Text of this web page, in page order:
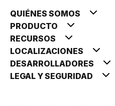
QUIÉNES SOMOS
PRODUCTO
RECURSOS
LOCALIZACIONES
DESARROLLADORES
LEGAL Y SEGURIDAD